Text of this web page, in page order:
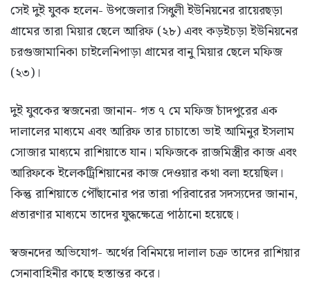
সেই দুই যুবক হলেন- উপজেলার সিধুলী ইউনিয়নের রায়েরছড়া
গ্রামের তারা মিয়ার ছেলে আরিফ (২৮) এবং কড়ইচড়া ইউনিয়নের
চরগুজামানিকা চাইলেনিপাড়া গ্রামের বানু মিয়ার ছেলে মফিজ
(২৩)।
দুই যুবকের স্বজনেরা জানান- গত ৭ মে মফিজ চাঁদপুরের এক
দালালের মাধ্যমে এবং আরিফ তার চাচাতো ভাই আমিনুর ইসলাম
সোজার মাধ্যমে রাশিয়াতে যান। মফিজকে রাজমিস্ত্রীর কাজ এবং
আরিফকে ইলেকট্রিশিয়ানের কাজ দেওয়ার কথা বলা হয়েছিল।
কিন্তু রাশিয়াতে পৌঁছানোর পর তারা পরিবারের সদস্যদের জানান,
প্রতারণার মাধ্যমে তাদের যুদ্ধক্ষেত্রে পাঠানো হয়েছে।
স্বজনদের অভিযোগ- অর্থের বিনিময়ে দালাল চক্র তাদের রাশিয়ার
সেনাবাহিনীর কাছে হস্তান্তর করে।